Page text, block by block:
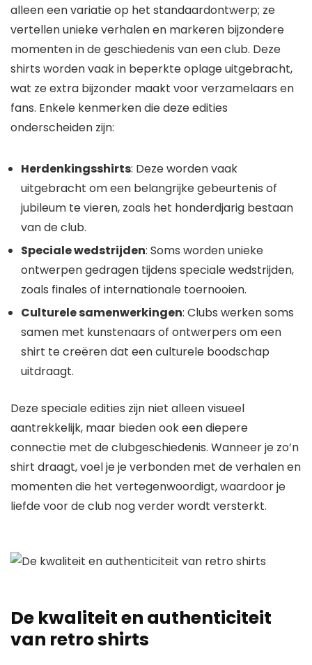
alleen een variatie op het standaardontwerp; ze
vertellen unieke verhalen en markeren bijzondere
momenten in de geschiedenis van een club. Deze
shirts worden vaak in beperkte oplage uitgebracht,
wat ze extra bijzonder maakt voor verzamelaars en
fans. Enkele kenmerken die deze edities
onderscheiden zijn:
Herdenkingsshirts: Deze worden vaak
uitgebracht om een belangrijke gebeurtenis of
jubileum te vieren, zoals het honderdjarig bestaan
van de club.
Speciale wedstrijden: Soms worden unieke
ontwerpen gedragen tijdens speciale wedstrijden,
zoals finales of internationale toernooien.
Culturele samenwerkingen: Clubs werken soms
samen met kunstenaars of ontwerpers om een
shirt te creëren dat een culturele boodschap
uitdraagt.
Deze speciale edities zijn niet alleen visueel
aantrekkelijk, maar bieden ook een diepere
connectie met de clubgeschiedenis. Wanneer je zo’n
shirt draagt, voel je je verbonden met de verhalen en
momenten die het vertegenwoordigt, waardoor je
liefde voor de club nog verder wordt versterkt.
De kwaliteit en authenticiteit
van retro shirts